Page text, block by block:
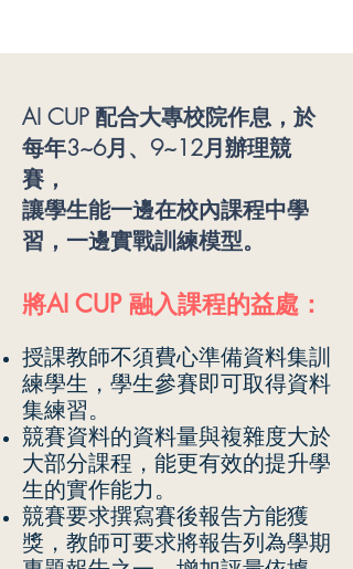
AI CUP 配合大專校院作息，於
每年3~6月、9~12月辦理競
賽，
讓學生能一邊在校內課程中學
習，一邊實戰訓練模型。
將AI CUP 融入課程的益處：
授課教師不須費心準備資料集訓
練學生，學生參賽即可取得資料
集練習。
競賽資料的資料量與複雜度大於
大部分課程，能更有效的提升學
生的實作能力。
競賽要求撰寫賽後報告方能獲
獎，教師可要求將報告列為學期